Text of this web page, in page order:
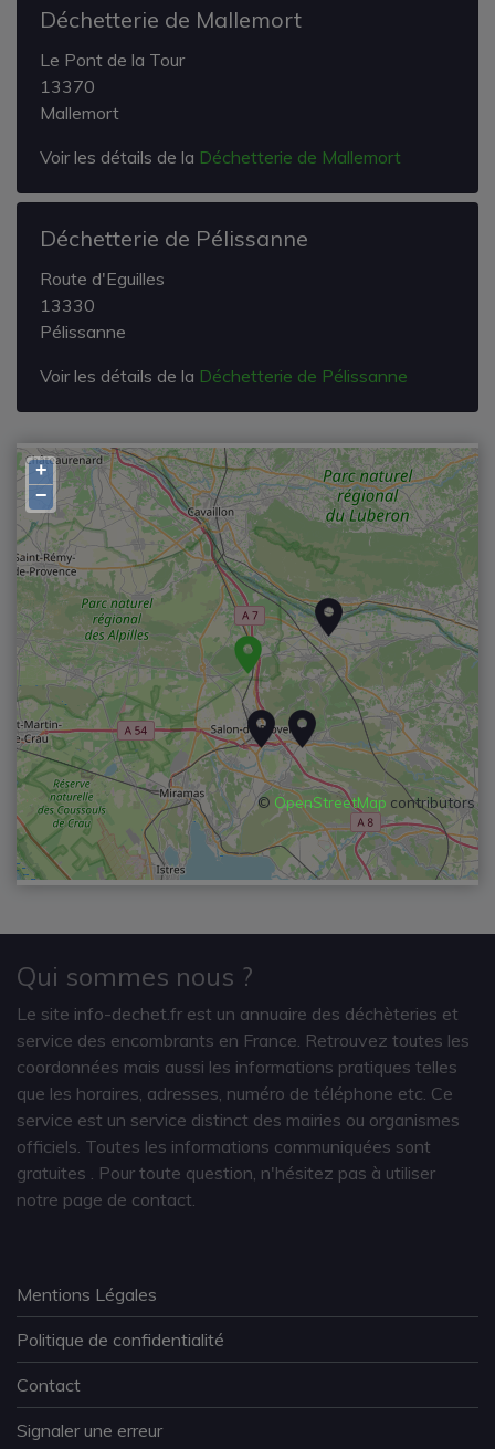
+
−
© OpenStreetMap contributors
Déchetterie de Mallemort
Le Pont de la Tour
13370
Mallemort
Voir les détails de la Déchetterie de Mallemort
Déchetterie de Pélissanne
Route d'Eguilles
13330
Pélissanne
Voir les détails de la Déchetterie de Pélissanne
Qui sommes nous ?
Le site info-dechet.fr est un annuaire des déchèteries et
service des encombrants en France. Retrouvez toutes les
coordonnées mais aussi les informations pratiques telles
que les horaires, adresses, numéro de téléphone etc. Ce
service est un service distinct des mairies ou organismes
officiels. Toutes les informations communiquées sont
gratuites
. Pour toute question, n'hésitez pas à utiliser
notre page de contact.
Mentions Légales
Politique de confidentialité
Contact
Signaler une erreur